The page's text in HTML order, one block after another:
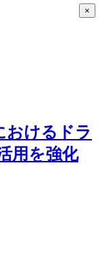
おけるドラ
用を強化
×